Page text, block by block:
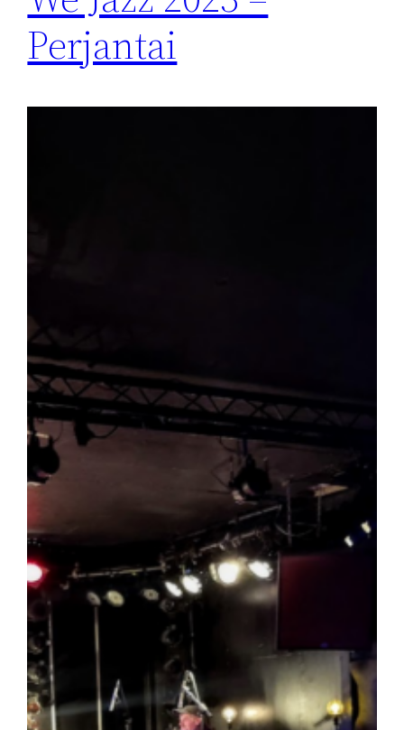
Perjantai